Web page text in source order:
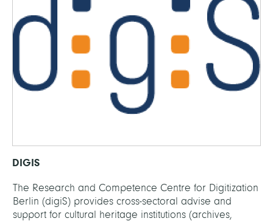
DIGIS
The Research and Competence Centre for Digitization
Berlin (digiS) provides cross-sectoral advise and
support for cultural heritage institutions (archives,